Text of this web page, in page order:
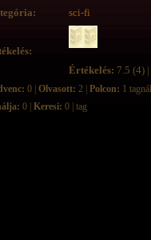
sci-fi
Értékelés: 7.5 (4)
0 | Olvasott: 2 | Polcon: 1 tagnál
0 | Keresi: 0 | tag